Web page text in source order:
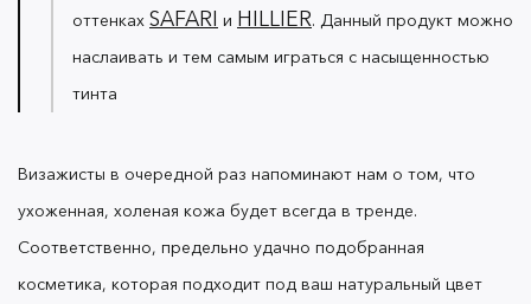
оттенках SAFARI и HILLIER. Данный продукт можно
наслаивать и тем самым играться с насыщенностью
тинта
Визажисты в очередной раз напоминают нам о том, что
ухоженная, холеная кожа будет всегда в тренде.
Соответственно, предельно удачно подобранная
косметика, которая подходит под ваш натуральный цвет